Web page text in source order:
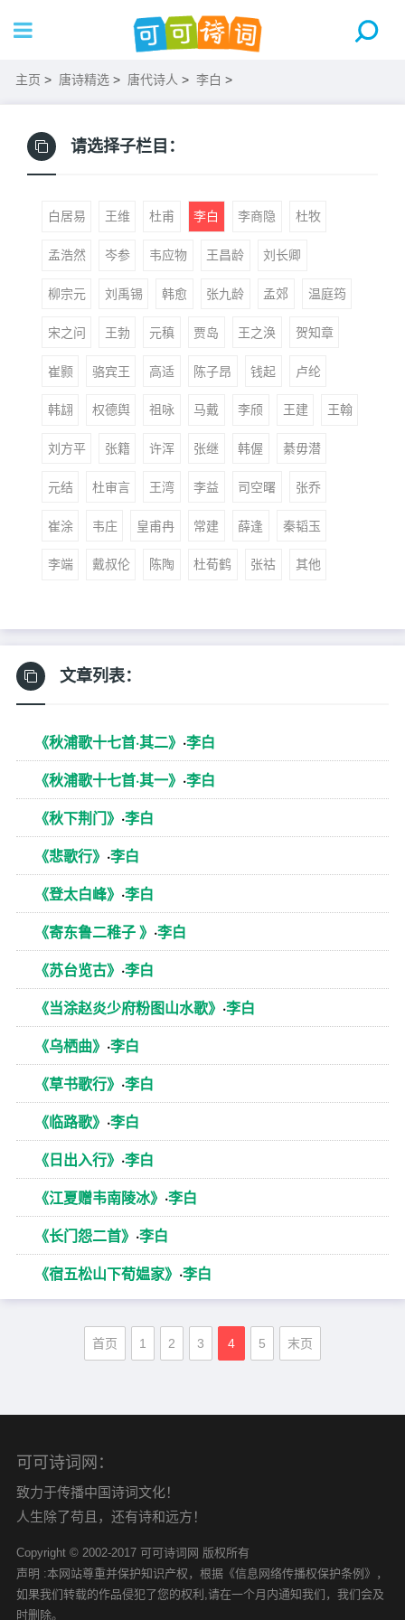
主页 > 唐诗精选 > 唐代诗人 > 李白 >
请选择子栏目：
白居易 王维 杜甫 李白 李商隐 杜牧
孟浩然 岑参 韦应物 王昌龄 刘长卿
柳宗元 刘禹锡 韩愈 张九龄 孟郊 温庭筠
宋之问 王勃 元稹 贾岛 王之涣 贺知章
崔颢 骆宾王 高适 陈子昂 钱起 卢纶
韩翃 权德舆 祖咏 马戴 李颀 王建 王翰
刘方平 张籍 许浑 张继 韩偓 綦毋潜
元结 杜审言 王湾 李益 司空曙 张乔
崔涂 韦庄 皇甫冉 常建 薛逢 秦韬玉
李端 戴叔伦 陈陶 杜荀鹤 张祜 其他
文章列表：
《秋浦歌十七首·其二》 ·李白
《秋浦歌十七首·其一》 ·李白
《秋下荆门》 ·李白
《悲歌行》 ·李白
《登太白峰》 ·李白
《寄东鲁二稚子 》 ·李白
《苏台览古》 ·李白
《当涂赵炎少府粉图山水歌》 ·李白
《乌栖曲》 ·李白
《草书歌行》 ·李白
《临路歌》 ·李白
《日出入行》 ·李白
《江夏赠韦南陵冰》 ·李白
《长门怨二首》 ·李白
《宿五松山下荀媪家》 ·李白
首页 1 2 3 4 5 末页
可可诗词网：
致力于传播中国诗词文化！
人生除了苟且，还有诗和远方！
Copyright © 2002-2017 可可诗词网 版权所有
声明 :本网站尊重并保护知识产权，根据《信息网络传播权保护条例》，
如果我们转载的作品侵犯了您的权利,请在一个月内通知我们，我们会及
时删除。